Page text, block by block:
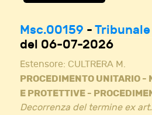
Msc.00159 - Tribunale
del 06-07-2026
Estensore: CULTRERA M.
PROCEDIMENTO UNITARIO -
E PROTETTIVE -
Decorrenza del termine ex